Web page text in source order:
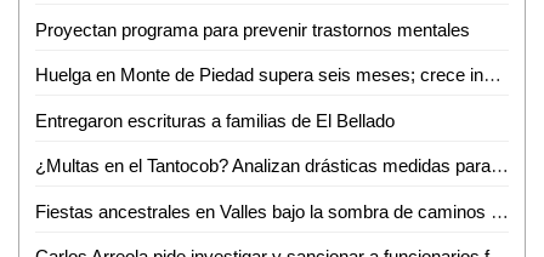
Proyectan programa para prevenir trastornos mentales
Huelga en Monte de Piedad supera seis meses; crece incertidumbre por prendas empeñadas
Entregaron escrituras a familias de El Bellado
¿Multas en el Tantocob? Analizan drásticas medidas para cuidar áreas verdes
Fiestas ancestrales en Valles bajo la sombra de caminos destrozados